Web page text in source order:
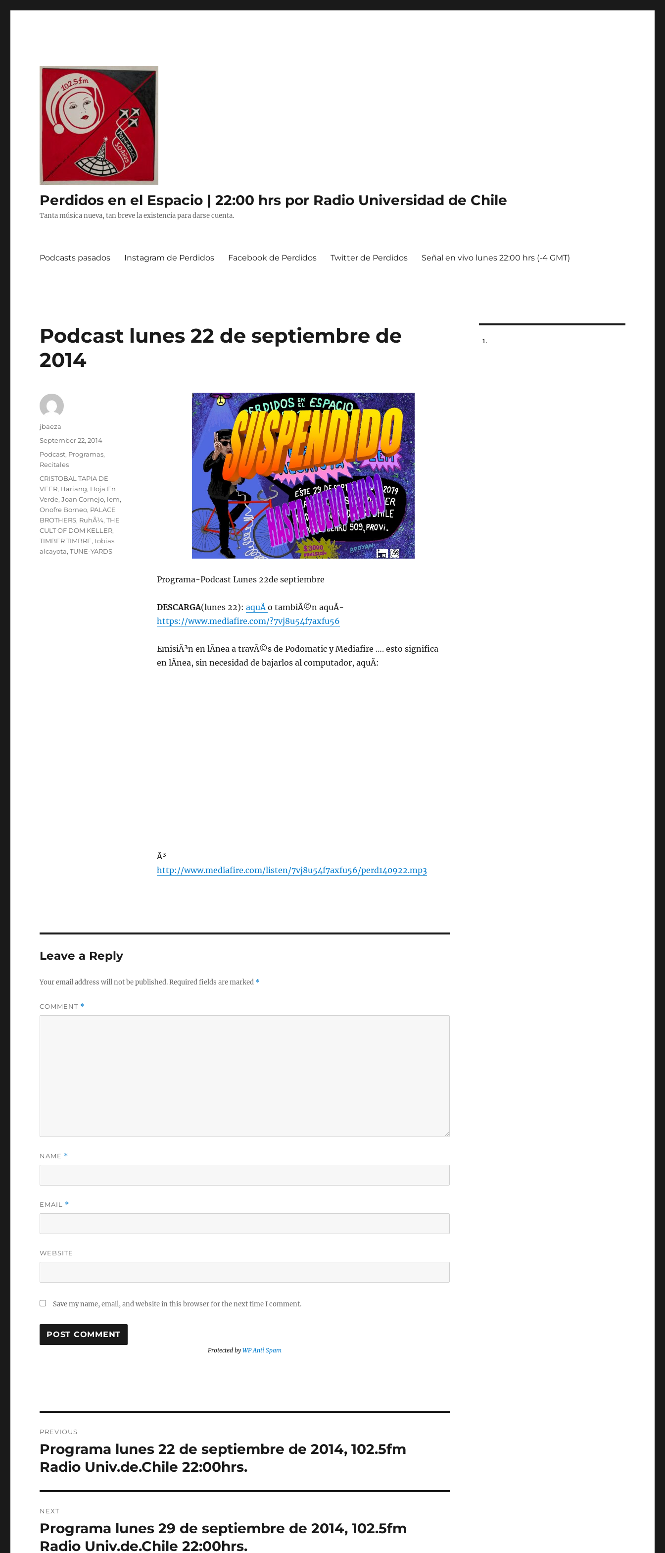
Perdidos en el Espacio | 22:00 hrs por Radio Universidad de Chile
Tanta música nueva, tan breve la existencia para darse cuenta.
Podcasts pasados Instagram de Perdidos Facebook de Perdidos Twitter de Perdidos Señal en vivo lunes 22:00 hrs (-4 GMT)
Podcast lunes 22 de septiembre de
2014
Programa-Podcast Lunes 22de septiembre
DESCARGA(lunes 22): aquÃ­ o tambiÃ©n aquÃ­
https://www.mediafire.com/?7vj8u54f7axfu56
EmisiÃ³n en lÃ­nea a travÃ©s de Podomatic y Mediafire …. esto significa
en lÃ­nea, sin necesidad de bajarlos al computador, aquÃ­:
Ã³
http://www.mediafire.com/listen/7vj8u54f7axfu56/perd140922.mp3
Author
jbaeza
Posted
September 22, 2014
Categories
Podcast, Programas,
Recitales
Tags
CRISTOBAL TAPIA DE
VEER, Hariang, Hoja En
Verde,Joan Cornejo, lem,
Onofre Borneo, PALACE
BROTHERS, RuhÃ¼,THE
CULT OF DOM KELLER,
TIMBER TIMBRE,tobias
alcayota,TUNE-YARDS
Leave a Reply
Your email address will not be published.Required fields are marked *
COMMENT *
NAME *
EMAIL *
WEBSITE
Save my name, email, and website in this browser for the next time I comment.
Protected byWP Anti Spam
navigation
PREVIOUS
Previous
post:
Programa lunes 22 de septiembre de 2014, 102.5fm
Radio Univ.de.Chile 22:00hrs.
NEXT
Next
post:
Programa lunes 29 de septiembre de 2014, 102.5fm
Radio Univ.de.Chile 22:00hrs.